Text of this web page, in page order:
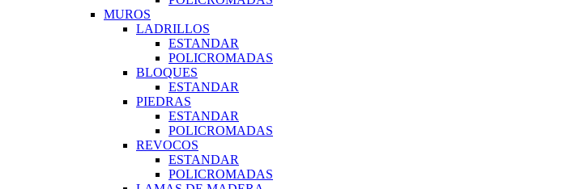
MUROS
LADRILLOS
ESTANDAR
POLICROMADAS
BLOQUES
ESTANDAR
PIEDRAS
ESTANDAR
POLICROMADAS
REVOCOS
ESTANDAR
POLICROMADAS